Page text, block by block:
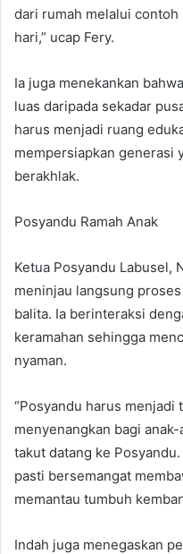
dari rumah melalui
hari,” ucap Fery.
Ia juga menekankan
luas daripada sekadar
harus menjadi ruang
mempersiapkan generasi
berakhlak.
Posyandu Ramah Anak
Ketua Posyandu Labusel,
meninjau langsung
balita. Ia berinteraksi
keramahan sehingga
nyaman.
“Posyandu harus menjadi
menyenangkan bagi
takut datang ke
pasti bersemangat
memantau tumbuh
Indah juga menegaskan